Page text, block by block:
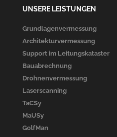
UNSERE LEISTUNGEN
Grundlagenvermessung
Architekturvermessung
Support im Leitungskataster
Bauabrechnung
Drohnenvermessung
Laserscanning
TaCSy
MaUSy
GolfMan